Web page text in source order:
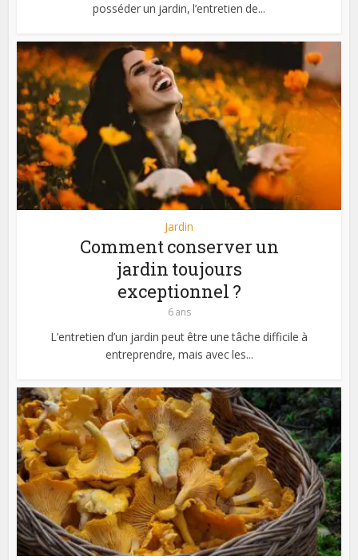
posséder un jardin, l’entretien de...
Jardin
Comment conserver un
jardin toujours
exceptionnel ?
6 ans
L’entretien d’un jardin peut être une tâche difficile à
entreprendre, mais avec les...